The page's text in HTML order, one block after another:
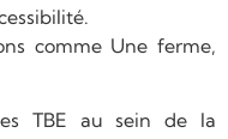
comme Une ferme,
TBE au sein de la